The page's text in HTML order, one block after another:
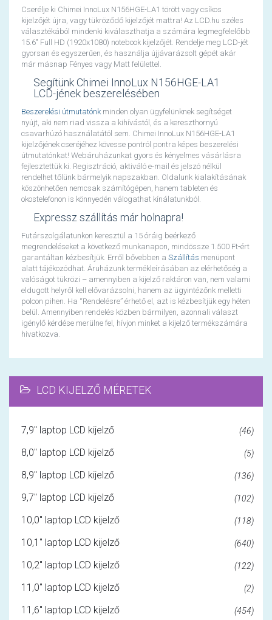
Cserélje ki Chimei InnoLux N156HGE-LA1 törött vagy csíkos
kijelzőjét újra, vagy tükröződő kijelzőjét mattra! Az LCD.hu széles
választékából mindenki kiválaszthatja a számára legmegfelelőbb
15.6" Full HD (1920x1080) notebook kijelzőjét. Rendelje meg LCD-jét
gyorsan és egyszerűen, és használja újjávarázsolt gépét akár
már másnap Fényes vagy Matt felülettel.
Segítünk Chimei InnoLux N156HGE-LA1
LCD-jének beszerelésében
Beszerelési útmutatónkminden olyan ügyfelünknek segítséget
nyújt, aki nem riad vissza a kihívástól, és a kereszthornyú
csavarhúzó használatától sem. Chimei InnoLux N156HGE-LA1
kijelzőjének cseréjéhez kövesse pontról pontra képes beszerelési
útmutatónkat! Webáruházunkat gyors és kényelmes vásárlásra
fejlesztettük ki. Regisztráció, aktiváló e-mail és jelszó nélkül
rendelhet tőlünk bármelyik napszakban. Oldalunk kialakításának
köszönhetően nemcsak számítógépen, hanem tableten és
okostelefonon is könnyedén válogathat kínálatunkból.
Expressz szállítás már holnapra!
Futárszolgálatunkon keresztül a 15 óráig beérkező
megrendeléseket a következő munkanapon, mindössze 1.500 Ft-ért
garantáltan kézbesítjük. Erről bővebben a Szállítás menüpont
alatt tájékozódhat. Áruházunk termékleírásában az elérhetőség a
valóságot tükrözi – amennyiben a kijelző raktáron van, nem valami
eldugott helyről kell elővarázsolni, hanem az ügyintézőnk melletti
polcon pihen. Ha “Rendelésre” érhető el, azt is kézbesítjük egy héten
belül. Amennyiben rendelés közben bármilyen, azonnali választ
igénylő kérdése merülne fel, hívjon minket a kijelző termékszámára
hivatkozva.
LCD KIJELZŐ MÉRETEK
7,9" laptop LCD kijelző (46)
8,0" laptop LCD kijelző (5)
8,9" laptop LCD kijelző (136)
9,7" laptop LCD kijelző (102)
10,0" laptop LCD kijelző (118)
10,1" laptop LCD kijelző (640)
10,2" laptop LCD kijelző (122)
11,0" laptop LCD kijelző (2)
11,6" laptop LCD kijelző (454)